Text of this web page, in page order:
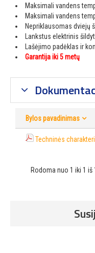
Maksimali vandens
Maksimali vandens
Nepriklausomas dviejų
Lankstus elektrinis
Lašėjimo padėklas ir
Garantija iki 5 metų
Bylos pavadinimas
Techninės
Rodoma nuo 1 iki 1 iš